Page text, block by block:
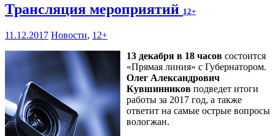
Трансляция мероприятий 12+
11.12.2017 Новости, 12+
13 декабря в 18 часов состоится
«Прямая линия» с Губернатором.
Олег Александрович
Кувшинников подведет итоги
работы за 2017 год, а также
ответит на самые острые вопросы
вологжан.